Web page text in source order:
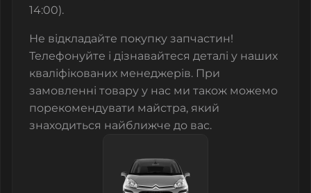
14:00).
Не відкладайте покупку запчастин!
Телефонуйте і дізнавайтеся деталі у наших
кваліфікованих менеджерів. При
замовленні товару у нас ми також можемо
порекомендувати майстра, який
знаходиться найближче до вас.